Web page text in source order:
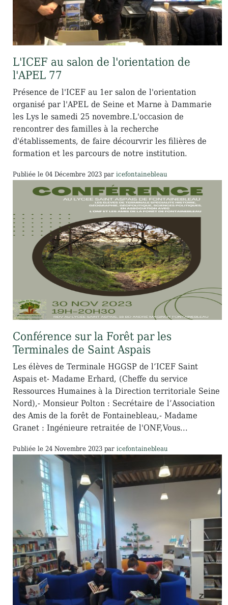
L'ICEF au salon de l'orientation de
l'APEL 77
Présence de l'ICEF au 1er salon de l'orientation
organisé par l'APEL de Seine et Marne à Dammarie
les Lys le samedi 25 novembre.L'occasion de
rencontrer des familles à la recherche
d'établissements, de faire décourvrir les filières de
formation et les parcours de notre institution.
Publiée le 04 Décembre 2023 par icefontainebleau
Conférence sur la Forêt par les
Terminales de Saint Aspais
Les élèves de Terminale HGGSP de l’ICEF Saint
Aspais et- Madame Erhard, (Cheffe du service
Ressources Humaines à la Direction territoriale Seine
Nord),- Monsieur Polton : Secrétaire de l’Association
des Amis de la forêt de Fontainebleau,- Madame
Granet : Ingénieure retraitée de l'ONF,Vous...
Publiée le 24 Novembre 2023 par icefontainebleau